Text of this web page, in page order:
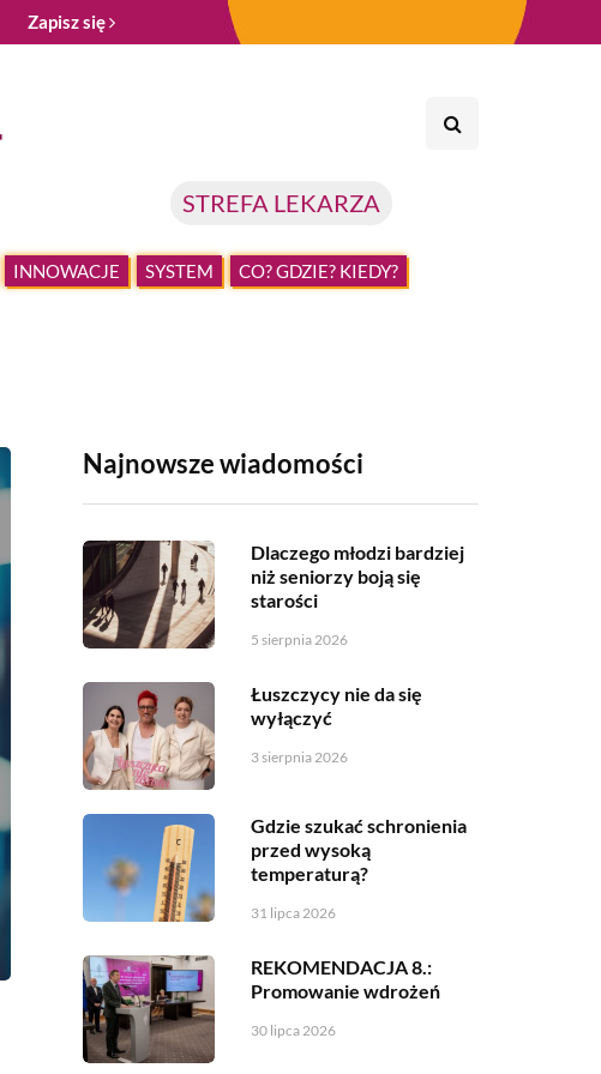
Zapisz się
STREFA LEKARZA
INNOWACJE SYSTEM CO? GDZIE? KIEDY?
Najnowsze wiadomości
Dlaczego młodzi bardziej
niż seniorzy boją się
starości
5 sierpnia 2026
Łuszczycy nie da się
wyłączyć
3 sierpnia 2026
Gdzie szukać schronienia
przed wysoką
temperaturą?
31 lipca 2026
REKOMENDACJA 8.:
Promowanie wdrożeń
30 lipca 2026